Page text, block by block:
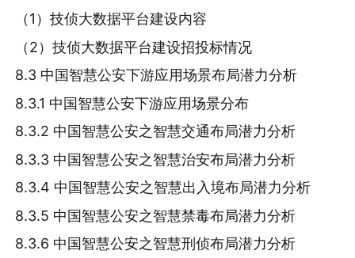
（1）技侦大数据平台建设内容
（2）技侦大数据平台建设招投标情况
8.3 中国智慧公安下游应用场景布局潜力分析
8.3.1 中国智慧公安下游应用场景分布
8.3.2 中国智慧公安之智慧交通布局潜力分析
8.3.3 中国智慧公安之智慧治安布局潜力分析
8.3.4 中国智慧公安之智慧出入境布局潜力分析
8.3.5 中国智慧公安之智慧禁毒布局潜力分析
8.3.6 中国智慧公安之智慧刑侦布局潜力分析